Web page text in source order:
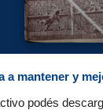
bien a Alfaro
si no era titular, era
En 1992 siguió su
a mantener y
podés